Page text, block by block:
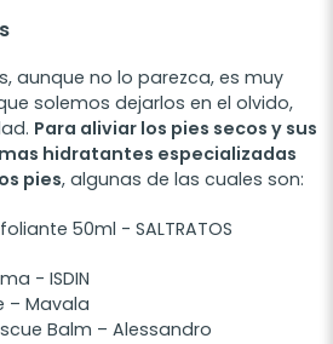
aunque no lo parezca, es muy
solemos dejarlos en el olvido,
Para aliviar los pies secos y sus
hidratantes especializadas
pies, algunas de las cuales son:
50ml - SALTRATOS
- ISDIN
– Mavala
Balm – Alessandro